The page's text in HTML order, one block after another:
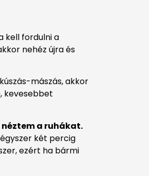
kell fordulni a
nehéz újra és
mászás, akkor
kevesebbet
a ruhákat.
két percig
ezért ha bármi